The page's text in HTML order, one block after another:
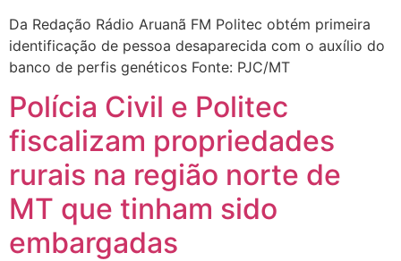
Da Redação Rádio Aruanã FM Politec obtém primeira
identificação de pessoa desaparecida com o auxílio do
banco de perfis genéticos Fonte: PJC/MT
Polícia Civil e Politec
fiscalizam propriedades
rurais na região norte de
MT que tinham sido
embargadas